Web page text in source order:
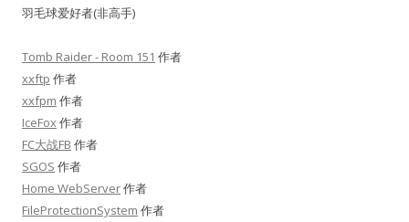
羽毛球爱好者(非高手)
Tomb Raider - Room 151 作者
xxftp 作者
xxfpm 作者
IceFox作者
FC大战FB 作者
SGOS 作者
Home WebServer作者
FileProtectionSystem 作者